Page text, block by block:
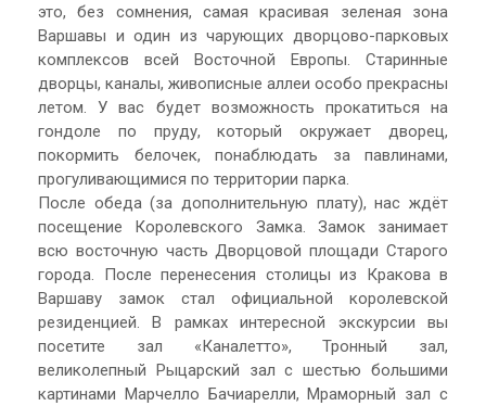
это, без сомнения, самая красивая зеленая зона
Варшавы и один из чарующих дворцово-парковых
комплексов всей Восточной Европы. Старинные
дворцы, каналы, живописные аллеи особо прекрасны
летом. У вас будет возможность прокатиться на
гондоле по пруду, который окружает дворец,
покормить белочек, понаблюдать за павлинами,
прогуливающимися по территории парка.
После обеда (за дополнительную плату), нас ждёт
посещение Королевского Замка. Замок занимает
всю восточную часть Дворцовой площади Старого
города. После перенесения столицы из Кракова в
Варшаву замок стал официальной королевской
резиденцией. В рамках интересной экскурсии вы
посетите зал «Каналетто», Тронный зал,
великолепный Рыцарский зал с шестью большими
картинами Марчелло Бачиарелли, Мраморный зал с